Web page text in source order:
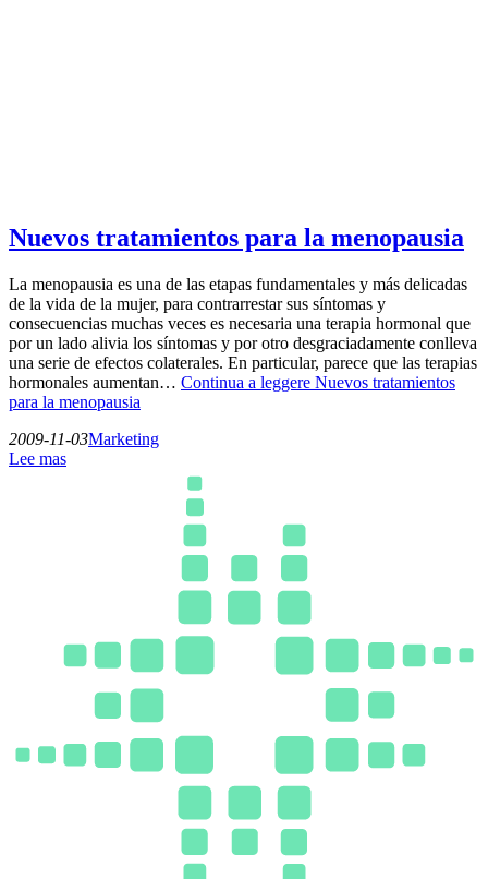
Nuevos tratamientos para la menopausia
La menopausia es una de las etapas fundamentales y más delicadas
de la vida de la mujer, para contrarrestar sus síntomas y
consecuencias muchas veces es necesaria una terapia hormonal que
por un lado alivia los síntomas y por otro desgraciadamente conlleva
una serie de efectos colaterales. En particular, parece que las terapias
hormonales aumentan… Continua a leggere Nuevos tratamientos
para la menopausia
2009-11-03Marketing
Lee mas